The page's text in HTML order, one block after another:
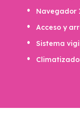
Navegador
Acceso y
Sistema